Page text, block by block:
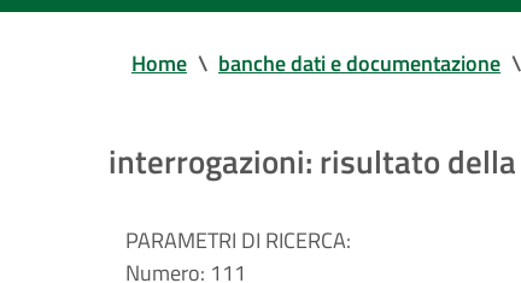
Home \ banche dati e documentazione \
interrogazioni: risultato della
PARAMETRI DI RICERCA:
Numero: 111